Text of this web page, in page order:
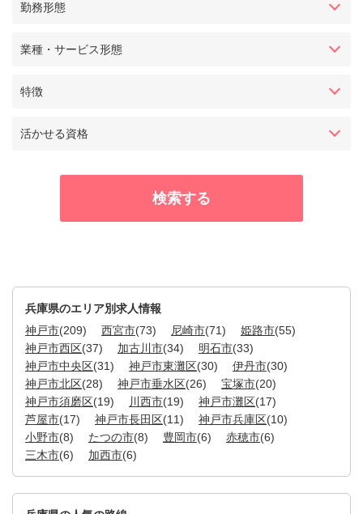
勤務形態
業種・サービス形態
特徴
活かせる資格
兵庫県のエリア別求人情報
神戸市(209) 西宮市(73) 尼崎市(71) 姫路市(55)
神戸市西区(37) 加古川市(34) 明石市(33)
神戸市中央区(31) 神戸市東灘区(30) 伊丹市(30)
神戸市北区(28) 神戸市垂水区(26) 宝塚市(20)
神戸市須磨区(19) 川西市(19) 神戸市灘区(17)
芦屋市(17) 神戸市長田区(11) 神戸市兵庫区(10)
小野市(8) たつの市(8) 豊岡市(6) 赤穂市(6)
三木市(6) 加西市(6)